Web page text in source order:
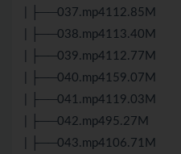
| ├──037.mp4112.85M
| ├──038.mp4113.40M
| ├──039.mp4112.77M
| ├──040.mp4159.07M
| ├──041.mp4119.03M
| ├──042.mp495.27M
| ├──043.mp4106.71M